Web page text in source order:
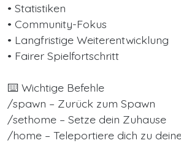
• Statistiken
• Community-Fokus
• Langfristige Weiterentwicklung
• Fairer Spielfortschritt
⌨️ Wichtige Befehle
/spawn – Zurück zum Spawn
/sethome – Setze dein Zuhause
/home – Teleportiere dich zu